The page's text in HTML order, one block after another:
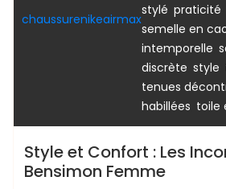
chaussurenikeairmax
stylé praticité
semelle en
intemporelle
discrète style
tenues
habillées toile
Style et Confort : Les
Bensimon Femme